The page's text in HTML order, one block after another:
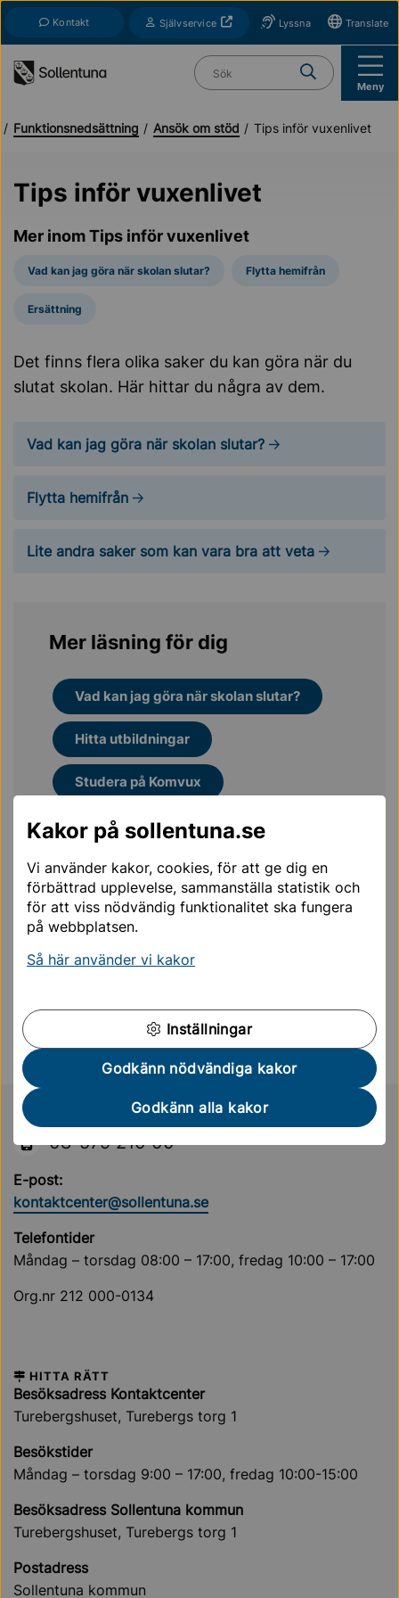
Kakor på sollentuna.se
Vi använder kakor, cookies, för att ge dig en
förbättrad upplevelse, sammanställa statistik och
för att viss nödvändig funktionalitet ska fungera
på webbplatsen.
Så här använder vi kakor
Inställningar
Godkänn nödvändiga kakor
Godkänn alla kakor
Kontakt SjälvserviceÖppnas i nytt fönsterLyssna Translate
Vad söker du?
Meny
Funktionsnedsättning Ansök om stöd Tips inför vuxenlivet
Tips inför vuxenlivet
Mer inom Tips inför vuxenlivet
Vad kan jag göra när skolan slutar? Flytta hemifrån
Ersättning
Det finns flera olika saker du kan göra när du
slutat skolan. Här hittar du några av dem.
Vad kan jag göra när skolan slutar?
Flytta hemifrån
Lite andra saker som kan vara bra att veta
Mer läsning för dig
Vad kan jag göra när skolan slutar?
Hitta utbildningar
Studera på Komvux
Vuxenutbildning och VFU
Förskola & skola
Sidan uppdaterades 24 mars 2026
Sollentuna Kommun
KONTAKTCENTER
08-579 210 00
E-post:
kontaktcenter@sollentuna.se
Telefontider
Måndag – torsdag 08:00 – 17:00, fredag 10:00 – 17:00
Org.nr 212 000-0134
HITTA RÄTT
Besöksadress Kontaktcenter
Turebergshuset, Turebergs torg 1
Besökstider
Måndag – torsdag 9:00 – 17:00, fredag 10:00-15:00
Besöksadress Sollentuna kommun
Turebergshuset, Turebergs torg 1
Postadress
Sollentuna kommun